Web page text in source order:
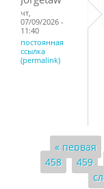
чт,
07/09/2026 -
11:40
постоянная
ссылка
(permalink)
Страницы
« первая
458
459